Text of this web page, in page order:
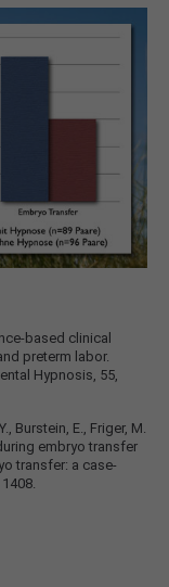
based clinical
preterm labor.
Hypnosis, 55,
Burstein, E., Friger, M.
embryo transfer
transfer: a case-